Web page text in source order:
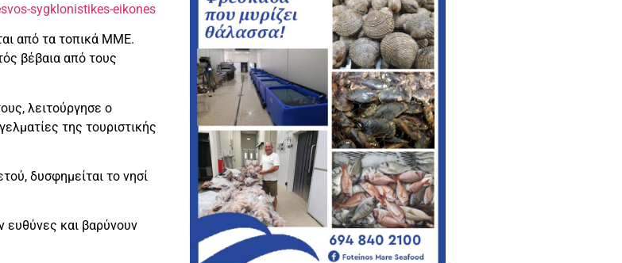
sygklonistikes-eikones
από τα τοπικά ΜΜΕ.
βέβαια από τους
λειτούργησε ο
της τουριστικής
δυσφημείται το νησί
ευθύνες και βαρύνουν